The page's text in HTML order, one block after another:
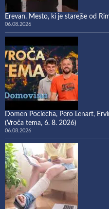
Erevan. Mesto, ki je starejše od
06.08.2026
Domen Pociecha, Pero Lenart,
(Vroča tema, 6. 8. 2026)
06.08.2026